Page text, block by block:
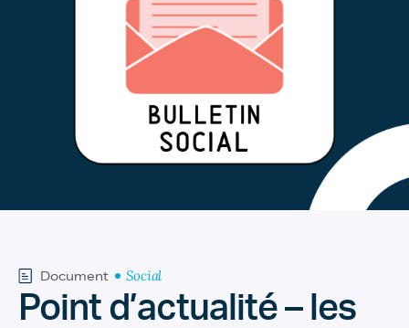
Document Social
Point d’actualité – les